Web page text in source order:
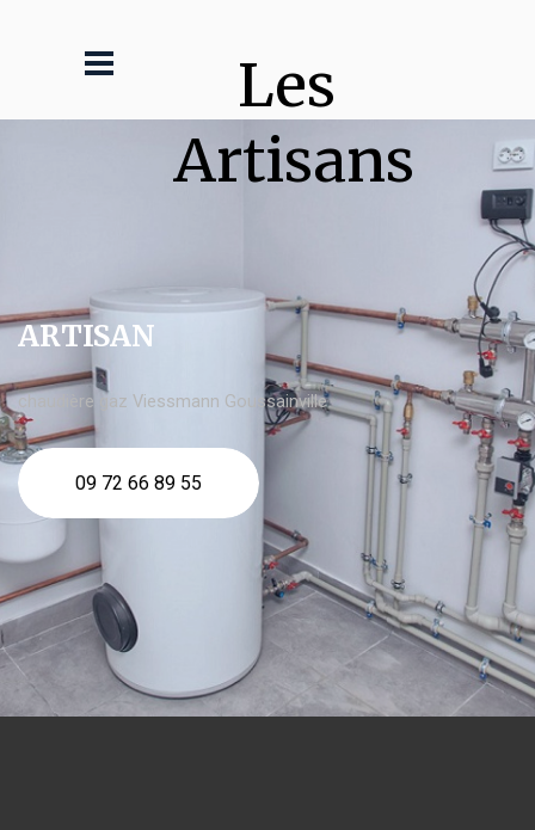
Les
Artisans
ARTISAN
chaudière gaz Viessmann Goussainville
09 72 66 89 55